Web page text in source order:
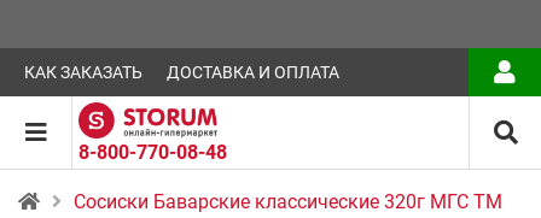
КАК ЗАКАЗАТЬ ДОСТАВКА И ОПЛАТА
8-800-770-08-48
Сосиски Баварские классические 320г МГС ТМ